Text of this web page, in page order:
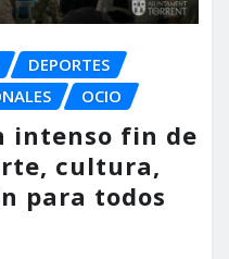
DEPORTES
OCIO
intenso fin de
cultura,
para todos